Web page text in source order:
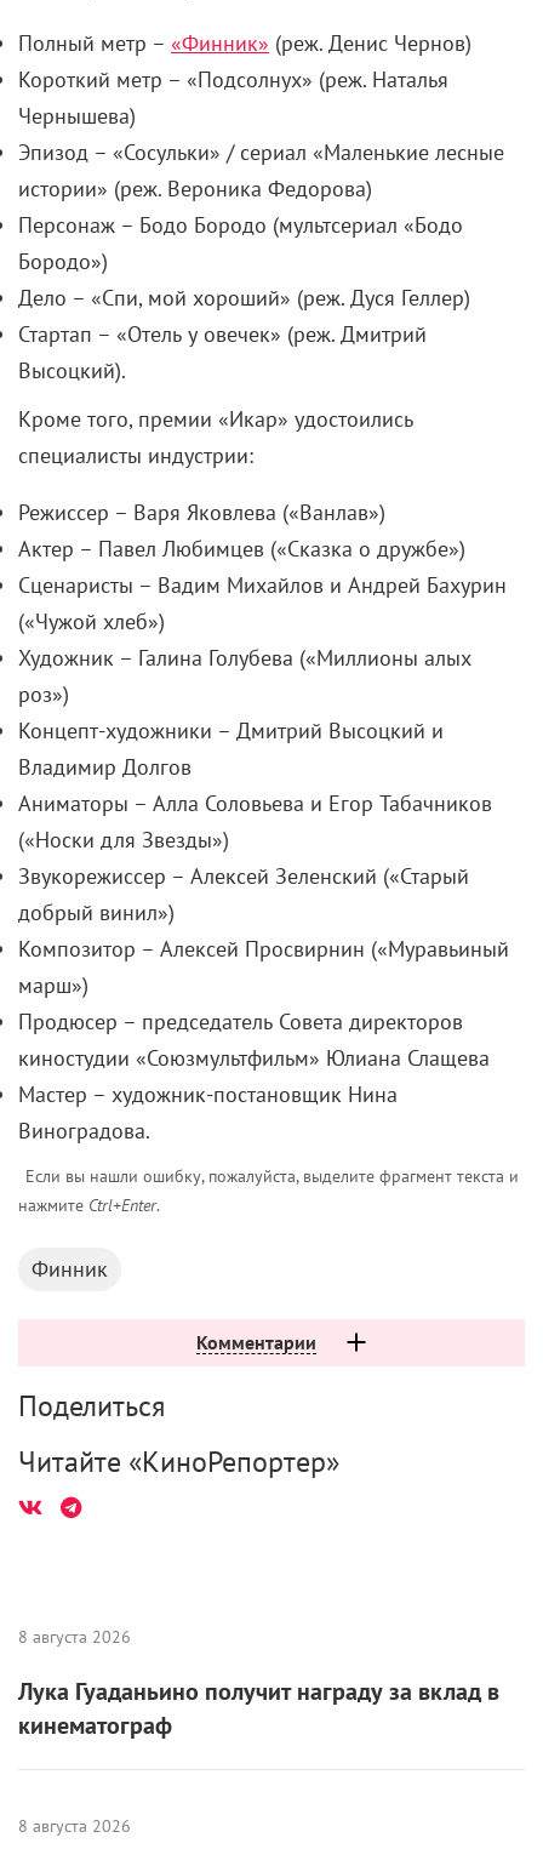
Полный метр – «Финник» (реж. Денис Чернов)
Короткий метр – «Подсолнух» (реж. Наталья
Чернышева)
Эпизод – «Сосульки» / сериал «Маленькие лесные
истории» (реж. Вероника Федорова)
Персонаж – Бодо Бородо (мультсериал «Бодо
Бородо»)
Дело – «Спи, мой хороший» (реж. Дуся Геллер)
Стартап – «Отель у овечек» (реж. Дмитрий
Высоцкий).
Кроме того, премии «Икар» удостоились
специалисты индустрии:
Режиссер – Варя Яковлева («Ванлав»)
Актер – Павел Любимцев («Сказка о дружбе»)
Сценаристы – Вадим Михайлов и Андрей Бахурин
(«Чужой хлеб»)
Художник – Галина Голубева («Миллионы алых
роз»)
Концепт-художники – Дмитрий Высоцкий и
Владимир Долгов
Аниматоры – Алла Соловьева и Егор Табачников
(«Носки для Звезды»)
Звукорежиссер – Алексей Зеленский («Старый
добрый винил»)
Композитор – Алексей Просвирнин («Муравьиный
марш»)
Продюсер – председатель Совета директоров
киностудии «Союзмультфильм» Юлиана Слащева
Мастер – художник-постановщик Нина
Виноградова.
Если вы нашли ошибку, пожалуйста, выделите фрагмент текста и
нажмите Ctrl+Enter.
Финник
Комментарии
Поделиться
Читайте «КиноРепортер»